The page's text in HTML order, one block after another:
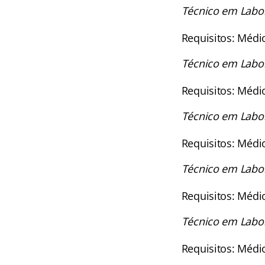
Técnico em
Requisitos:
Técnico em
Requisitos:
Técnico em
Requisitos:
Técnico em
Requisitos:
Técnico em
Requisitos: